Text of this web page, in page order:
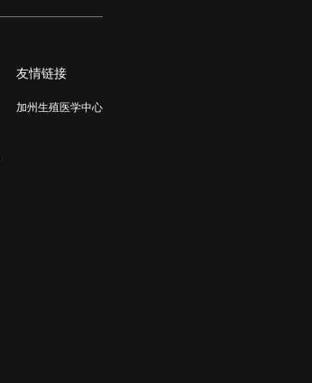
友情链接
加州生殖医学中心